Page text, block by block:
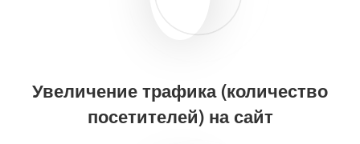
Увеличение трафика (количество
посетителей) на сайт